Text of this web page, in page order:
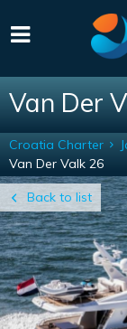
Van Der
Back to list
Croatia Charter
Van Der Valk 26